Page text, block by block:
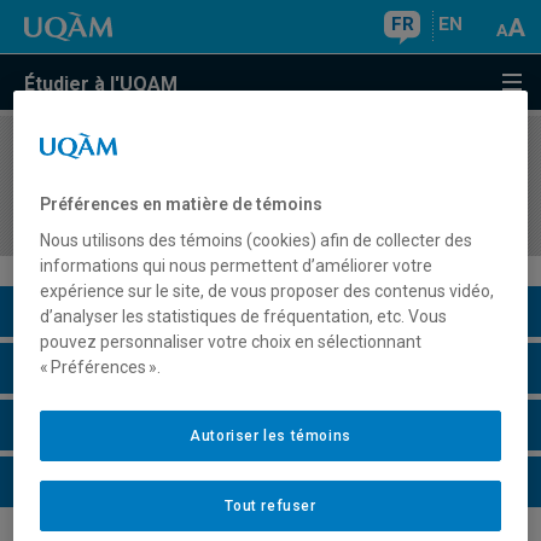
FR EN
Étudier à l'UQAM
COURS//
idées politiques
Description du cours
Horaire - Été 2026
Horaire - Automne 2026
Horaire - Hiver 2027
Préférences en matière de témoins
Nous utilisons des témoins (cookies) afin de collecter des
informations qui nous permettent d’améliorer votre
expérience sur le site, de vous proposer des contenus vidéo,
d’analyser les statistiques de fréquentation, etc. Vous
pouvez personnaliser votre choix en sélectionnant
« Préférences ».
Tout refuser
Autoriser les témoins